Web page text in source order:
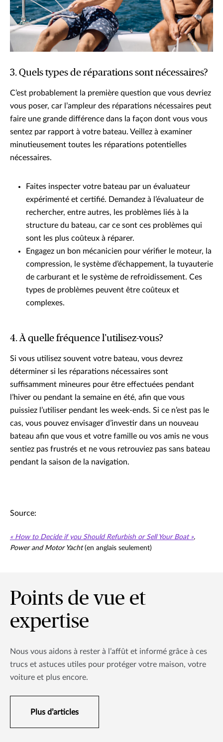
3. Quels types de réparations sont nécessaires?
C’est probablement la première question que vous devriez
vous poser, car l’ampleur des réparations nécessaires peut
faire une grande différence dans la façon dont vous vous
sentez par rapport à votre bateau. Veillez à examiner
minutieusement toutes les réparations potentielles
nécessaires.
Faites inspecter votre bateau par un évaluateur
expérimenté et certifié. Demandez à l’évaluateur de
rechercher, entre autres, les problèmes liés à la
structure du bateau, car ce sont ces problèmes qui
sont les plus coûteux à réparer.
Engagez un bon mécanicien pour vérifier le moteur, la
compression, le système d’échappement, la tuyauterie
de carburant et le système de refroidissement. Ces
types de problèmes peuvent être coûteux et
complexes.
4. À quelle fréquence l’utilisez-vous?
Si vous utilisez souvent votre bateau, vous devrez
déterminer si les réparations nécessaires sont
suffisamment mineures pour être effectuées pendant
l’hiver ou pendant la semaine en été, afin que vous
puissiez l’utiliser pendant les week-ends. Si ce n’est pas le
cas, vous pouvez envisager d’investir dans un nouveau
bateau afin que vous et votre famille ou vos amis ne vous
sentiez pas frustrés et ne vous retrouviez pas sans bateau
pendant la saison de la navigation.
Source:
« How to Decide if you Should Refurbish or Sell Your Boat »,
Power and Motor Yacht(en anglais seulement)
Points de vue et
expertise
Nous vous aidons à rester à l’affût et informé grâce à ces
trucs et astuces utiles pour protéger votre maison, votre
voiture et plus encore.
Plus d’articles